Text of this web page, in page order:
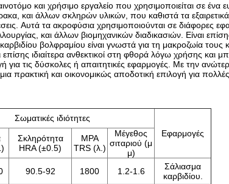
και χρήσιμο εργαλείο που χρησιμοποιείται σε ένα
και άλλων σκληρών υλικών που καθιστά τα εξαιρετικά
Αυτά τα ακροφύσια χρησιμοποιούνται σε διάφορες
και άλλων βιομηχανικών διαδικασιών Είναι
καρβιδίου βολφραμίου είναι γνωστά για τη μακροζωία τους
επίσης ιδιαίτερα ανθεκτικοί στη φθορά λόγω χρήσης και
για τις δύσκολες ή απαιτητικές εφαρμογές Με την
μια πρακτική και οικονομικώς αποδοτική επιλογή για πολλές
Σωματικές ιδιότητες
Εφαρμογές
Σκληρότητα
HRA (±0.5)
MPA
TRS (λ.)
Μέγεθος
σιταριού (μ
μ)
90.5-92 1800 1.2-1.6
Σάλιασμα
καρβιδίου.